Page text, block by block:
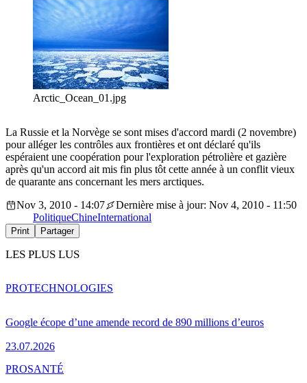
Arctic_Ocean_01.jpg
La Russie et la Norvège se sont mises d'accord mardi (2 novembre)
pour alléger les contrôles aux frontières et ont déclaré qu'ils
espéraient une coopération pour l'exploration pétrolière et gazière
après qu'un accord ait mis fin plus tôt cette année à un conflit vieux
de quarante ans concernant les mers arctiques.
Nov 3, 2010 - 14:07
Dernière mise à jour: Nov 4, 2010 - 11:50
PolitiqueChineInternational
Print Partager
LES PLUS LUS
Google écope d’une amende record de 890 millions d’euros
23.07.2026
PROTECHNOLOGIES
PROSANTÉ